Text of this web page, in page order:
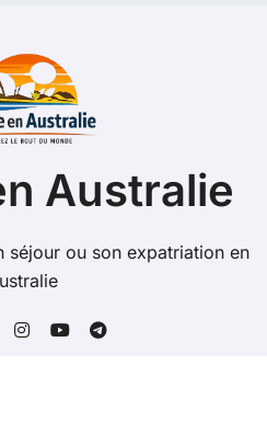
Australie
séjour ou son expatriation en